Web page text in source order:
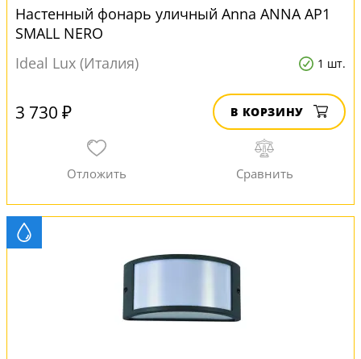
Настенный фонарь уличный Anna ANNA AP1
SMALL NERO
Ideal Lux (Италия)
1 шт.
3 730 ₽ В КОРЗИНУ